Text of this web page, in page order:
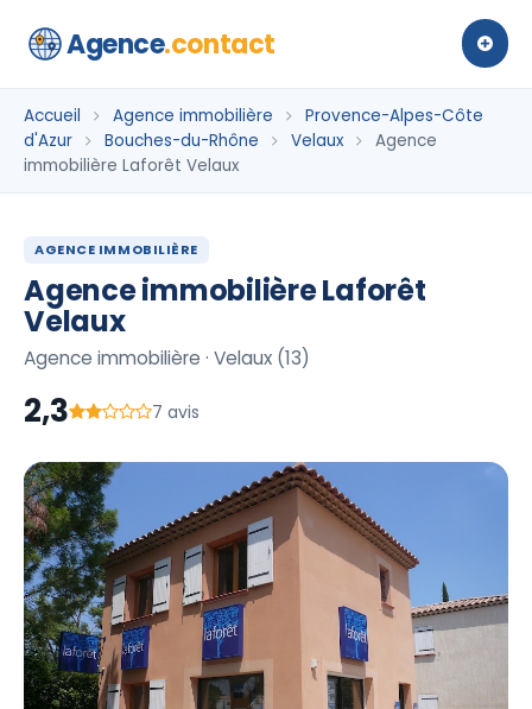
Agence.contact
Accueil Agence immobilière
Provence-Alpes-Côte
d'Azur
Bouches-du-Rhône Velaux
Agence
immobilière Laforêt Velaux
AGENCE IMMOBILIÈRE
Agence immobilière Laforêt
Velaux
Agence immobilière · Velaux (13)
2,3 7 avis